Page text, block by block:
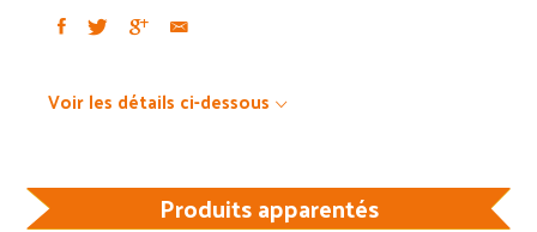
V-
Voir les détails ci-dessous
Produits apparentés